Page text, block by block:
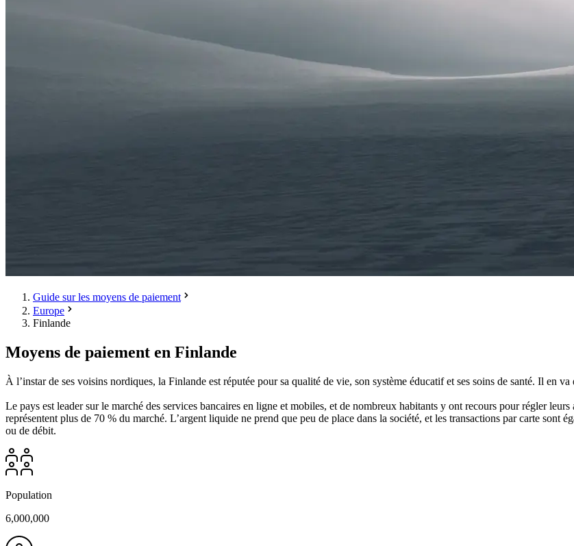
Guide sur les moyens de paiement
Europe
Finlande
Moyens de paiement en Finlande
À l’instar de ses voisins nordiques, la Finlande est réputée pour sa qualité de vie, son système éducatif et ses soins de santé. Il en
Le pays est leader sur le marché des services bancaires en ligne et mobiles, et de nombreux habitants y ont recours pour régler
représentent plus de 70 % du marché. L’argent liquide ne prend que peu de place dans la société, et les transactions par carte sont
ou de débit.
Population
6,000,000